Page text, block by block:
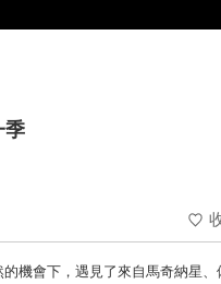
季
機會下，遇見了來自馬奇納星